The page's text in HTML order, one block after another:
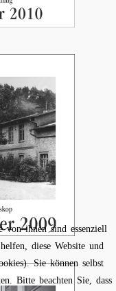
von ihnen sind essenziell
diese Website und
Sie können selbst
Bitte beachten Sie, dass